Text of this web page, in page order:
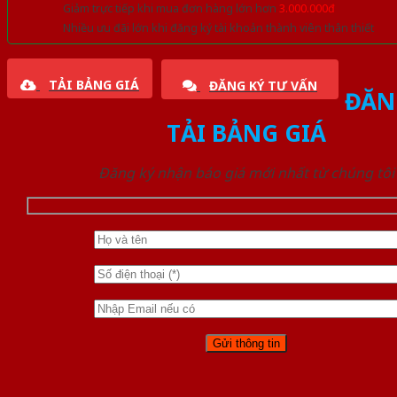
Giảm trực tiếp khi mua đơn hàng lớn hơn 3.000.000đ
Nhiều ưu đãi lớn khi đăng ký tài khoản thành viên thân thiết
TẢI BẢNG GIÁ ĐĂNG KÝ TƯ VẤN
TẢI BẢNG GIÁ
Đăng ký nhận báo giá mới nhất từ chúng tôi